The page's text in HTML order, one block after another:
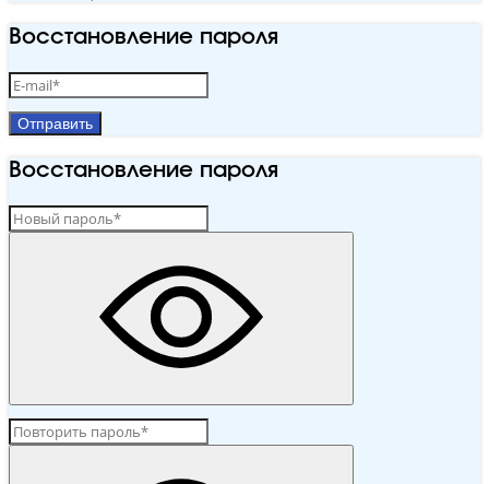
Восстановление пароля
Отправить
Восстановление пароля